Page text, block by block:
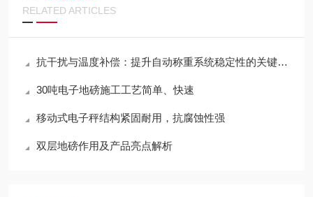
RELATED ARTICLES
抗干扰与温度补偿：提升自动称重系统稳定性的关键技术
30吨电子地磅施工工艺简单、快速
移动式电子秤结构紧固耐用，抗腐蚀性强
双层地磅作用及产品亮点解析